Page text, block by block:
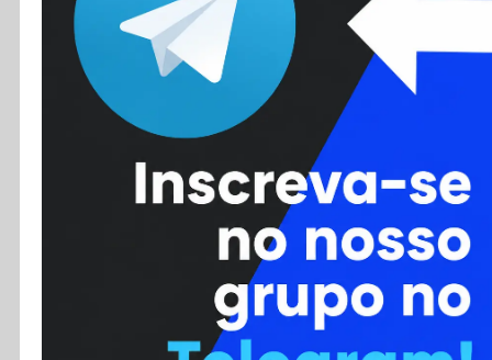
Colunas
Colaboradores
Cursos
Enviar Dica